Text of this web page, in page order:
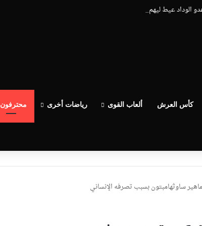
الوداد عيط ليهم قاضي التحقيق.. دابا حتى شي واحد ما بقا باغي يعاون”
كأس العرش ألعاب القوى رياضات أخرى محترفون
ساوثهامبتون بسبب تصرفه الإنساني